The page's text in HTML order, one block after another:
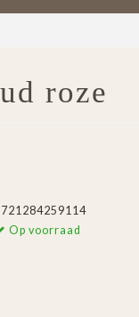
roze
Op voorraad